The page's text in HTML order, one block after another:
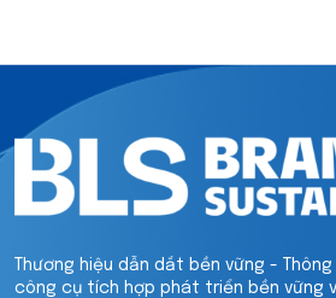
Thương hiệu dẫn dắt bền vững -
công cụ tích hợp phát triển bền vững